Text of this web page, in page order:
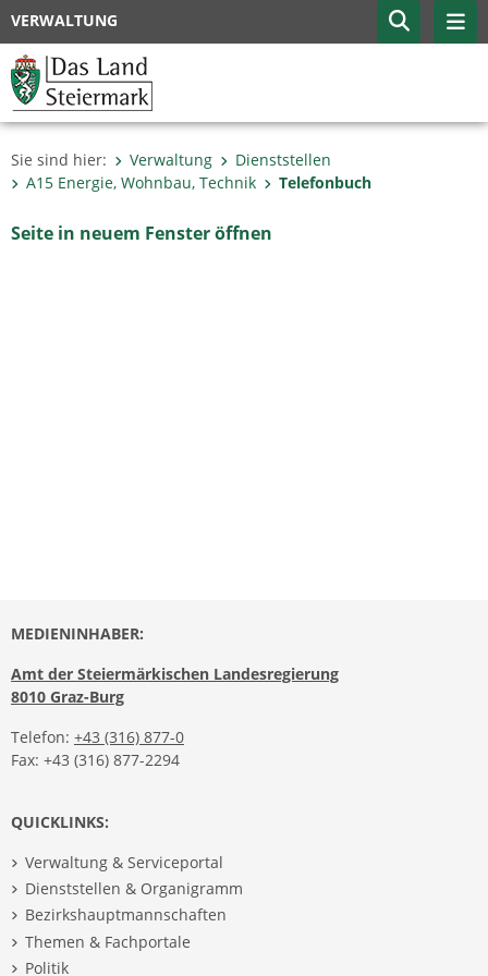
VERWALTUNG
Sie sind hier: Verwaltung
Dienststellen
A15 Energie, Wohnbau, Technik
Telefonbuch
Seite in neuem Fenster öffnen
MEDIENINHABER:
Amt der Steiermärkischen Landesregierung
8010 Graz-Burg
Telefon: +43 (316) 877-0
Fax: +43 (316) 877-2294
QUICKLINKS:
Verwaltung & Serviceportal
Dienststellen & Organigramm
Bezirkshauptmannschaften
Themen & Fachportale
Politik